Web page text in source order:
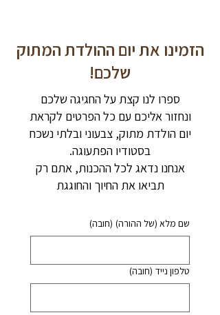
הזמינו את יום ההולדת המתוק
שלכם!
ספרו לנו קצת על החגיגה שלכם
ונחזור אליכם עם כל הפרטים לקראת
יום הולדת מתוק, צבעוני ובלתי נשכח
בסטודיו הפתעוגה.
אנחנו נדאג לכל ההכנות, אתם רק
תביאו את החיוך והחוגגת
שם מלא (של ההורה) (חובה)
טלפון נייד (חובה)